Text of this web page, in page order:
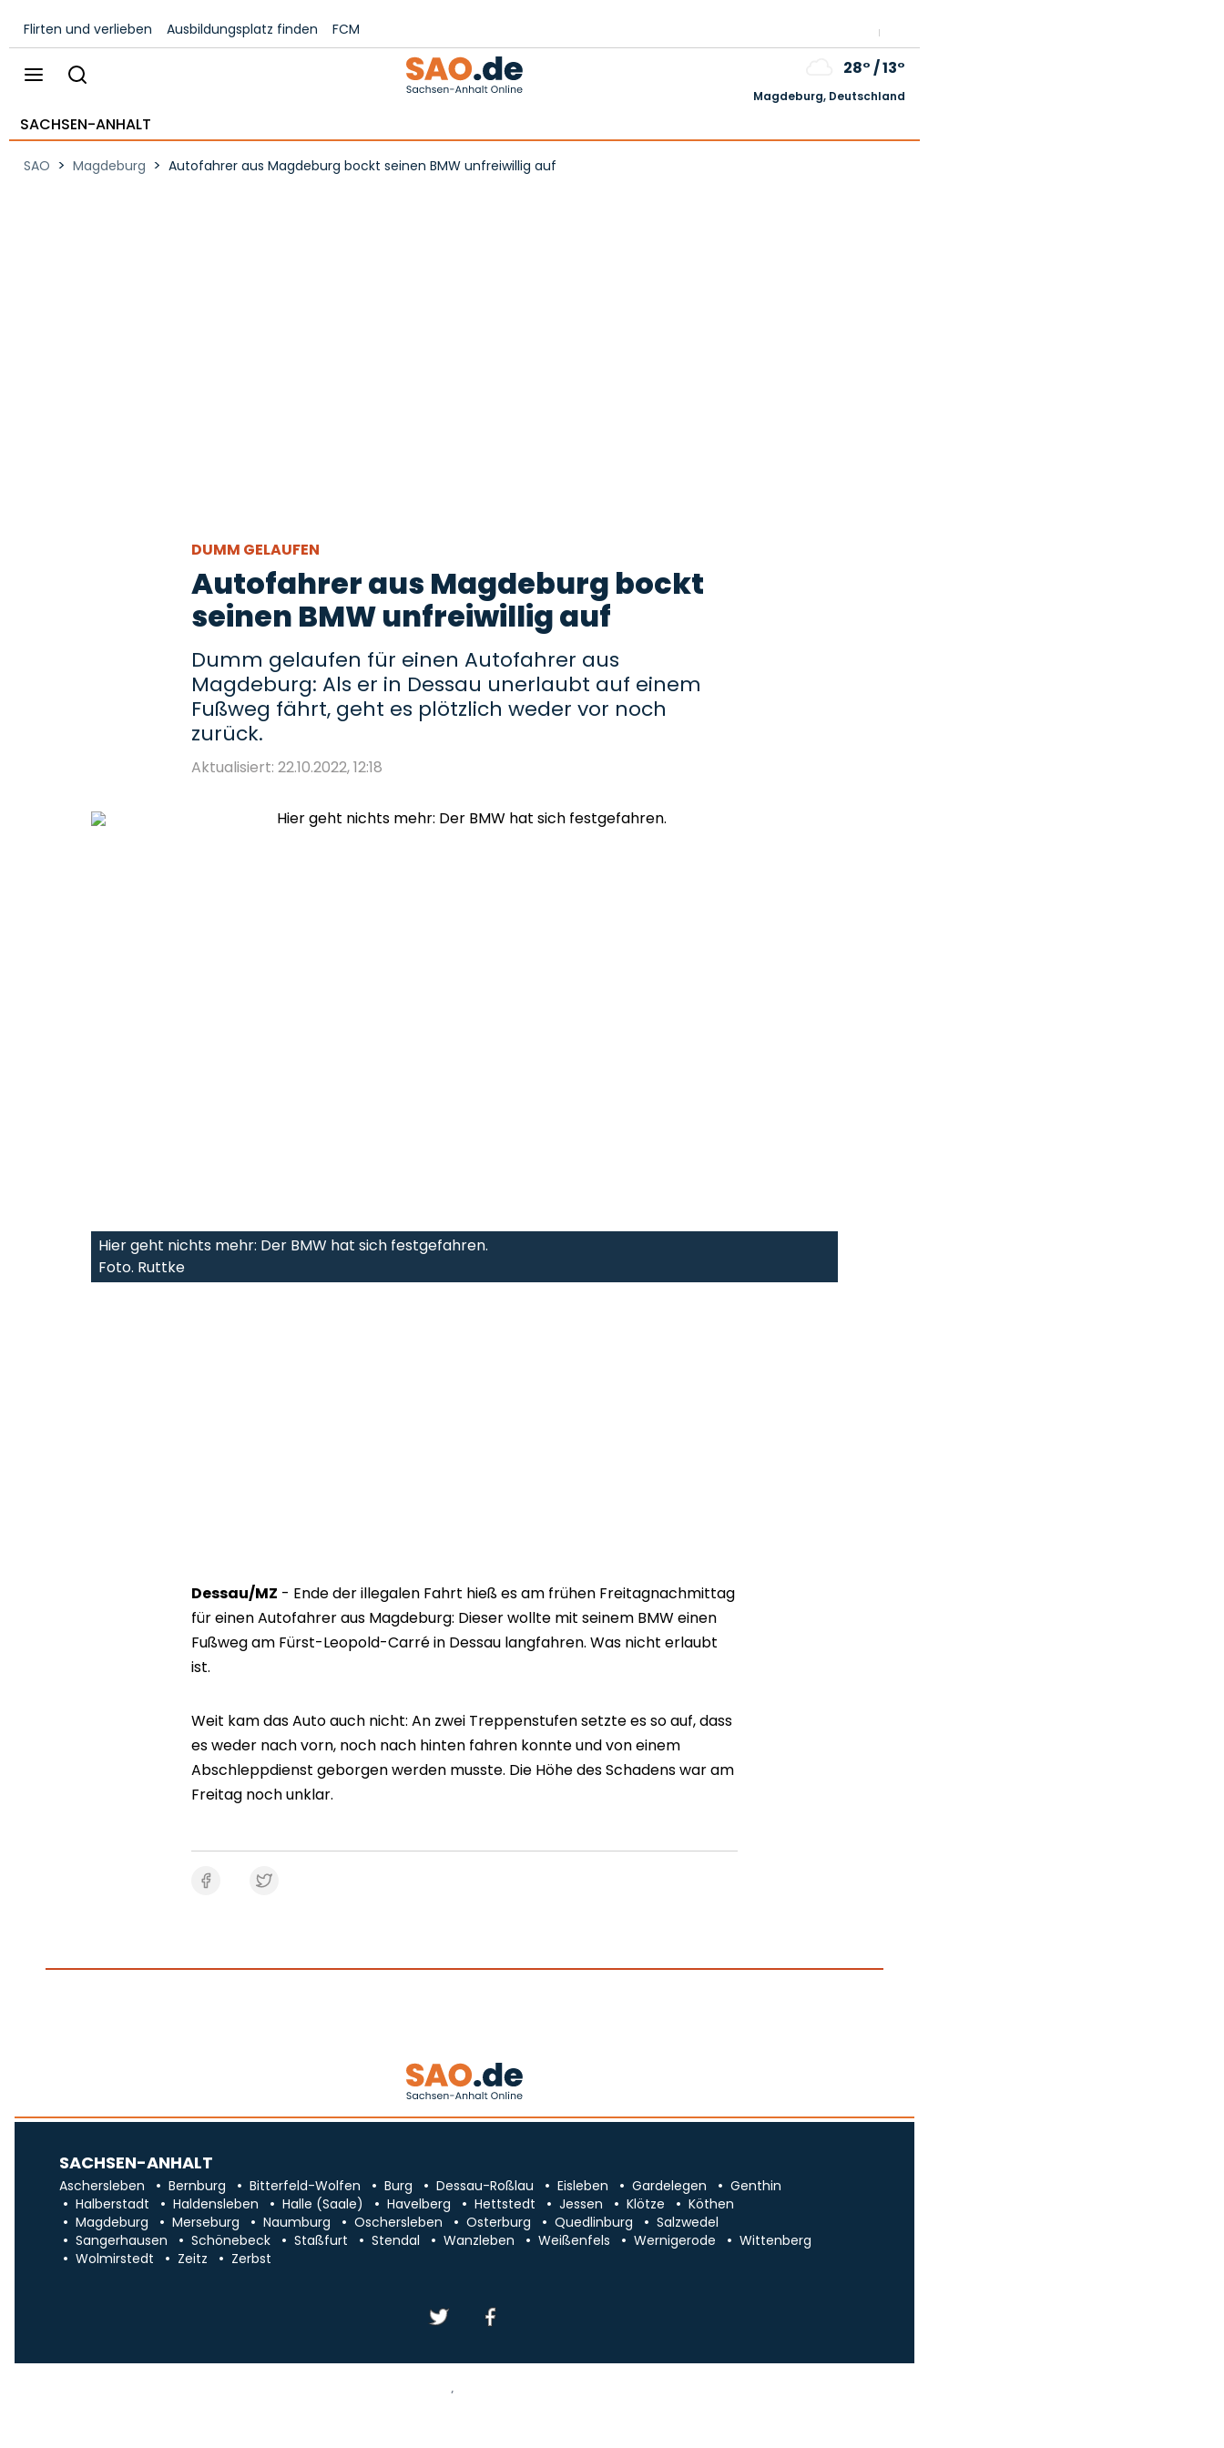
Flirten und verlieben Ausbildungsplatz finden FCM
28°/13°
Magdeburg, Deutschland
SACHSEN-ANHALT
SAO > Magdeburg > Autofahrer aus Magdeburg bockt seinen BMW unfreiwillig auf
DUMM GELAUFEN
Autofahrer aus Magdeburg bockt
seinen BMW unfreiwillig auf
Dumm gelaufen für einen Autofahrer aus
Magdeburg: Als er in Dessau unerlaubt auf einem
Fußweg fährt, geht es plötzlich weder vor noch
zurück.
Aktualisiert: 22.10.2022, 12:18
Hier geht nichts mehr: Der BMW hat sich festgefahren.
Foto. Ruttke
Dessau/MZ - Ende der illegalen Fahrt hieß es am frühen Freitagnachmittag
für einen Autofahrer aus Magdeburg: Dieser wollte mit seinem BMW einen
Fußweg am Fürst-Leopold-Carré in Dessau langfahren. Was nicht erlaubt
ist.
Weit kam das Auto auch nicht: An zwei Treppenstufen setzte es so auf, dass
es weder nach vorn, noch nach hinten fahren konnte und von einem
Abschleppdienst geborgen werden musste. Die Höhe des Schadens war am
Freitag noch unklar.
SACHSEN-ANHALT
Aschersleben Bernburg Bitterfeld-Wolfen Burg Dessau-Roßlau Eisleben Gardelegen
Genthin
Halberstadt
Haldensleben Halle (Saale) Havelberg Hettstedt Jessen Klötze
Köthen
Magdeburg
Merseburg Naumburg Oschersleben Osterburg Quedlinburg
Salzwedel
Sangerhausen
Schönebeck Staßfurt Stendal Wanzleben Weißenfels Wernigerode
Wittenberg
Wolmirstedt
Zeitz Zerbst
Impressum/Kontakt